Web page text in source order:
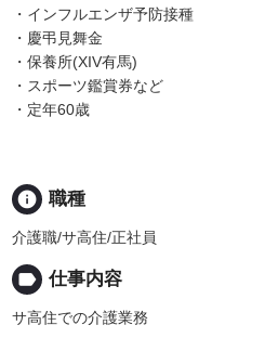
・インフルエンザ予防接種
・慶弔見舞金
・保養所(XIV有馬)
・スポーツ鑑賞券など
・定年60歳
info 職種
介護職/サ高住/正社員
label 仕事内容
サ高住での介護業務